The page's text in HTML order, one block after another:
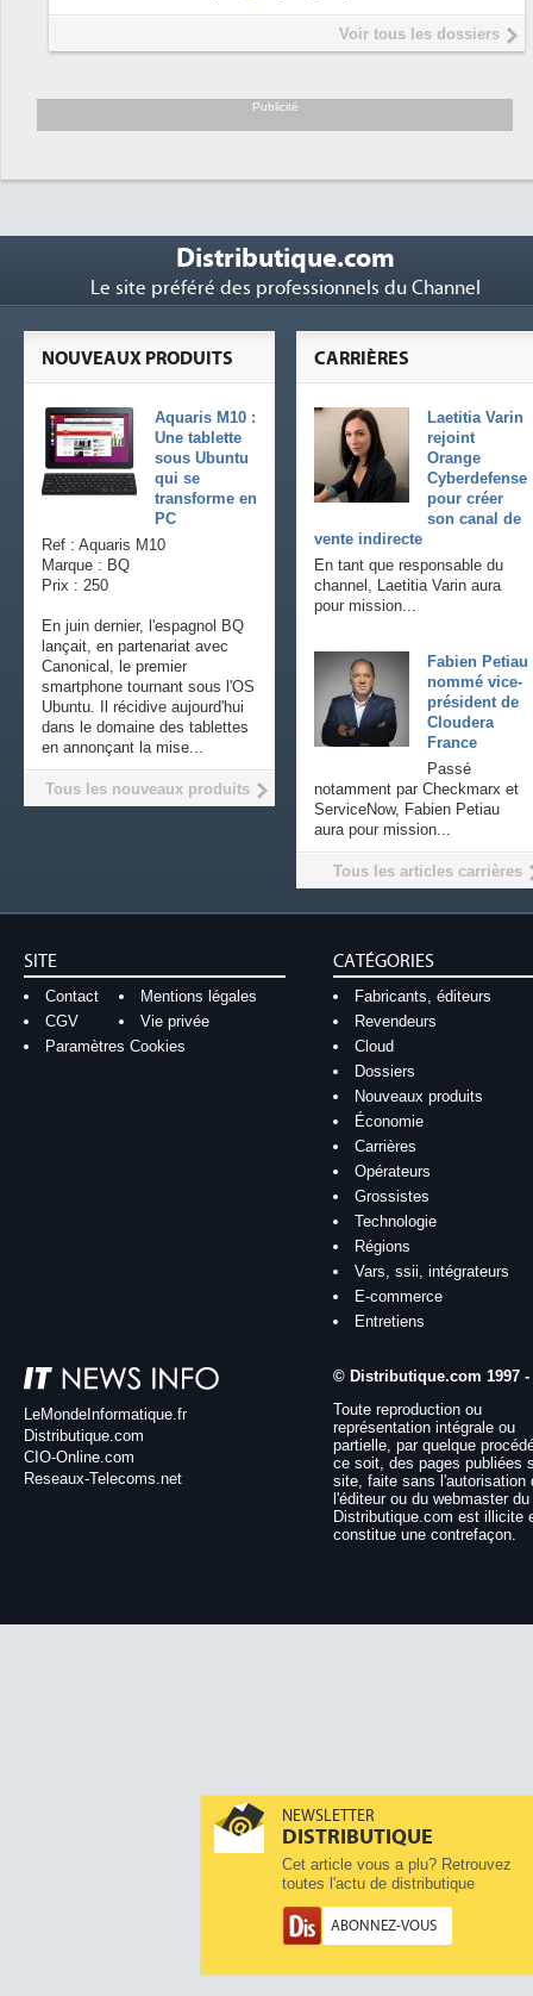
NEWSLETTER
DISTRIBUTIQUE
Cet article vous a plu? Retrouvez
toutes l'actu de distributique
ABONNEZ-VOUS
Interview de Fabrice
président de Digital
soutient les...
Voir tous les dossiers
Publicité
Distributique.com
Le site préféré des professionnels du Channel
CARRIÈRES
Laetitia Varin
rejoint
Orange
Cyberdefense
pour créer
son canal de
vente indirecte
En tant que responsable du
channel, Laetitia Varin aura
pour mission...
Fabien Petiau
nommé vice-
président de
Cloudera
France
Passé
notamment par Checkmarx et
ServiceNow, Fabien Petiau
aura pour mission...
Tous les articles carrières
NOUVEAUX PRODUITS
Aquaris M10 :
Une tablette
sous Ubuntu
qui se
transforme en
PC
Ref : Aquaris M10
Marque : BQ
Prix : 250
En juin dernier, l'espagnol BQ
lançait, en partenariat avec
Canonical, le premier
smartphone tournant sous l'OS
Ubuntu. Il récidive aujourd'hui
dans le domaine des tablettes
en annonçant la mise...
Tous les nouveaux produits
SITE
Contact
Mentions légales
CGV
Vie privée
Paramètres Cookies
CATÉGORIES
Fabricants, éditeurs
Revendeurs
Cloud
Dossiers
Nouveaux produits
Économie
Carrières
Opérateurs
Grossistes
Technologie
Régions
Vars, ssii, intégrateurs
E-commerce
Entretiens
LeMondeInformatique.fr
Distributique.com
CIO-Online.com
Reseaux-Telecoms.net
© Distributique.com 1997 -
Toute reproduction ou
représentation intégrale ou
partielle, par quelque
ce soit, des pages publiées
site, faite sans l'autorisation
l'éditeur ou du webmaster
Distributique.com est illicite
constitue une contrefaçon.